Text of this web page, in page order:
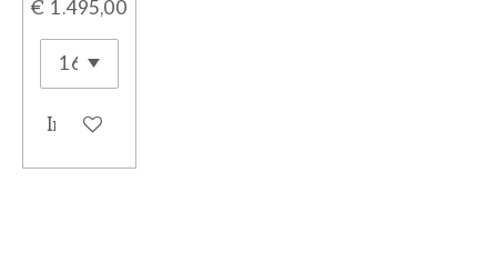
€ 1.495,00
In winkelwagen